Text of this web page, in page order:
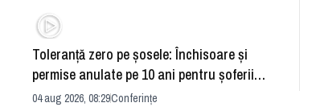
Toleranță zero pe șosele: Închisoare și
permise anulate pe 10 ani pentru șoferii
iresponsabili
04 aug 2026, 08:29Conferințe